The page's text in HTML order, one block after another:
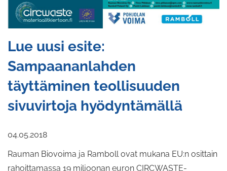
Lue uusi esite:
Sampaananlahden
täyttäminen teollisuuden
sivuvirtoja hyödyntämällä
04.05.2018
Rauman Biovoima ja Ramboll ovat mukana EU:n osittain
rahoittamassa 19 miljoonan euron CIRCWASTE-